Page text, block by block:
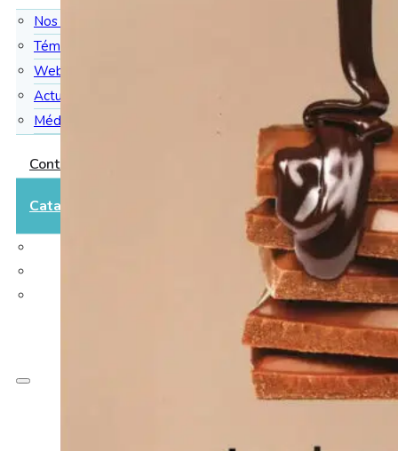
Nos inters
Témoignages
Webinaires
Actualités
Médias
Contact
Catalogue